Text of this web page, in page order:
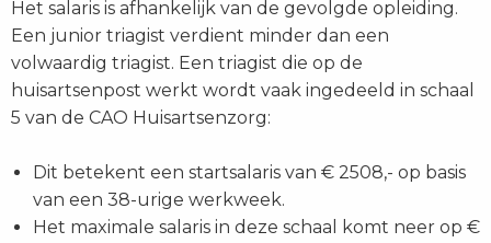
Het salaris is afhankelijk van de gevolgde opleiding.
Een junior triagist verdient minder dan een
volwaardig triagist. Een triagist die op de
huisartsenpost werkt wordt vaak ingedeeld in schaal
5 van de CAO Huisartsenzorg:
Dit betekent een startsalaris van € 2508,- op basis
van een 38-urige werkweek.
Het maximale salaris in deze schaal komt neer op €